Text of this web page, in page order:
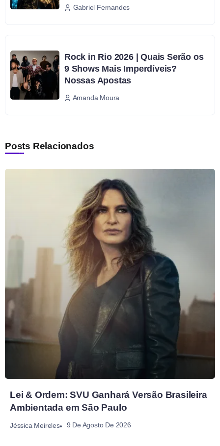
Gabriel Fernandes
Rock in Rio 2026 | Quais Serão os
9 Shows Mais Imperdíveis?
Nossas Apostas
Amanda Moura
Posts Relacionados
Lei & Ordem: SVU Ganhará Versão Brasileira
Ambientada em São Paulo
Jéssica Meireles 9 De Agosto De 2026